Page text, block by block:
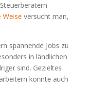
Weise versucht man,
spannende Jobs zu
in ländlichen
sind. Gezieltes
könnte auch